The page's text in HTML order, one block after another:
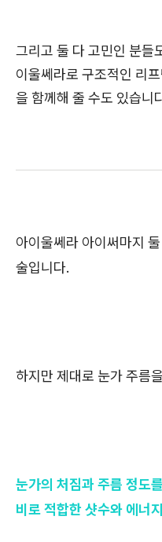
그리고 둘 다 고민인 분들
이울쎄라로 구조적인 리
을 함께해 줄 수도 있습니
아이울쎄라 아이써마지
술입니다.
하지만 제대로 눈가 주름
눈가의 처짐과 주름 정도
비로 적합한 샷수와 에너